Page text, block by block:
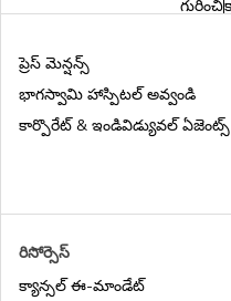
ట్యాక్సీ
ఆన్​లైన్లో ట్రాక్టర్​
తేలికపాటి
గూడ్స్ క్యారీయింగ్​
గురించి
రిసోర్సెస్
క్యాన్సల్ ఈ-మాండేట్
ప్రెస్ మెన్షన్స్
భాగస్వామి హాస్పిటల్ అవ్వండి
కార్పొరేట్ & ఇండివిడ్యువల్ ఏజెంట్స్